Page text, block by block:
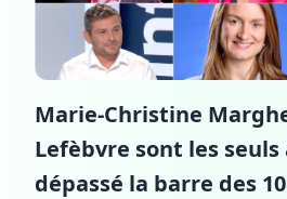
Marie-Christine
Lefèbvre sont les seuls
dépassé la barre des